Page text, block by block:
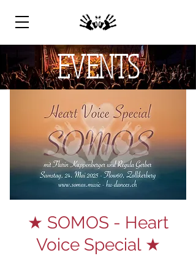
EVENTS
★ SOMOS - Heart
Voice Special ★